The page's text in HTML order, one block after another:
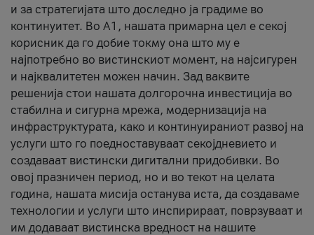
и за стратегијата што доследно ја градиме во
континуитет. Во А1, нашата примарна цел е секој
корисник да го добие токму она што му е
најпотребно во вистинскиот момент, на најсигурен
и најквалитетен можен начин. Зад ваквите
решенија стои нашата долгорочна инвестиција во
стабилна и сигурна мрежа, модернизација на
инфраструктурата, како и континуираниот развој на
услуги што го поедноставуваат секојдневието и
создаваат вистински дигитални придобивки. Во
овој празничен период, но и во текот на целата
година, нашата мисија останува иста, да создаваме
технологии и услуги што инспирираат, поврзуваат и
им додаваат вистинска вредност на нашите